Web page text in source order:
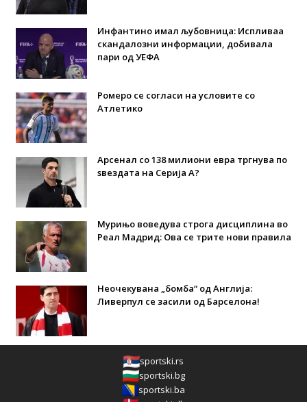
Инфантино имал љубовница: Испливаа
скандалозни информации, добивала
пари од УЕФА
Ромеро се согласи на условите со
Атлетико
Арсенал со 138 милиони евра тргнува по
ѕвездата на Серија А?
Мурињо воведува строга дисциплина во
Реал Мадрид: Ова се трите нови правила
Неочекувана „бомба“ од Англија:
Ливерпул се засили од Барселона!
sportski.rs
sportski.bg
sportski.ba